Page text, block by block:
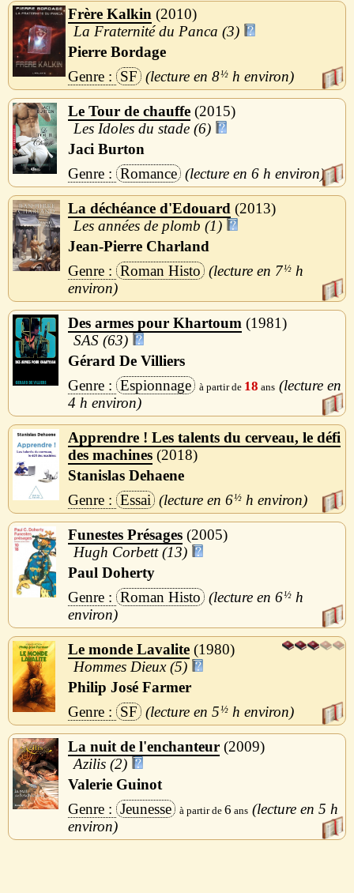
Frère Kalkin
2010
La Fraternité du Panca (3)
Pierre Bordage
SF
8½ h
Le Tour de chauffe 2015
Les Idoles du stade (6)
Jaci Burton
Romance
6 h
La déchéance d'Edouard
2013
Les années de plomb (1)
Jean-Pierre Charland
Roman Histo
7½ h
Des armes pour Khartoum
1981
SAS (63)
Gérard De Villiers
Espionnage
18
4 h
Apprendre ! Les talents du cerveau, le défi
des machines 2018
Stanislas Dehaene
Essai
6½ h
Funestes Présages 2005
Hugh Corbett (13)
Paul Doherty
Roman Histo
6½ h
Le monde Lavalite 1980
Hommes Dieux (5)
Philip José Farmer
SF
5½ h
La nuit de l'enchanteur 2009
Azilis (2)
Valerie Guinot
Jeunesse
6 5 h